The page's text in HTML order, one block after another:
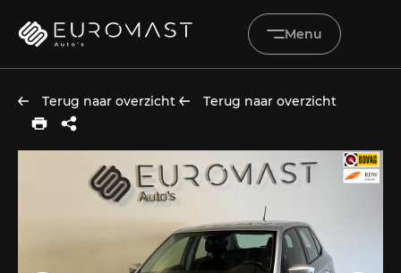
Menu
Aanbod
Diensten
Werkplaats
Terug naar overzicht Terug naar overzicht